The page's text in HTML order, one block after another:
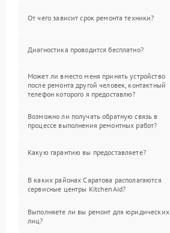
От чего зависит срок ремонта техники?
Диагностика проводится бесплатно?
Может ли вместо меня принять устройство
после ремонта другой человек, контактный
телефон которого я предоставлю?
Возможно ли получать обратную связь в
процессе выполнения ремонтных работ?
Какую гарантию вы предоставляете?
В каких районах Саратова располагаются
сервисные центры KitchenAid?
Выполняете ли вы ремонт для юридических
лиц?